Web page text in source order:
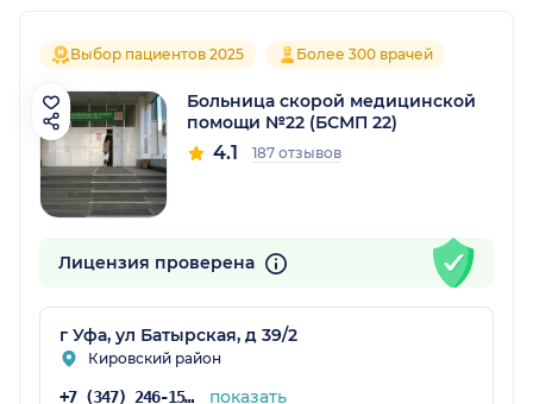
Выбор пациентов 2025 Более 300 врачей
Больница скорой медицинской
помощи №22 (БСМП 22)
4.1 187 отзывов
Лицензия проверена
г Уфа, ул Батырская, д 39/2
Кировский район
+7 (347) 246-15-80 показать